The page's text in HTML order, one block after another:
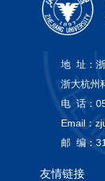
地 址：
浙大杭州
电 话：
Email：
邮 编：
友情链接